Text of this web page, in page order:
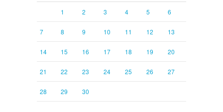
1 2 3 4 5 6
7 8 9 10 11 12 13
14 15 16 17 18 19 20
21 22 23 24 25 26 27
28 29 30